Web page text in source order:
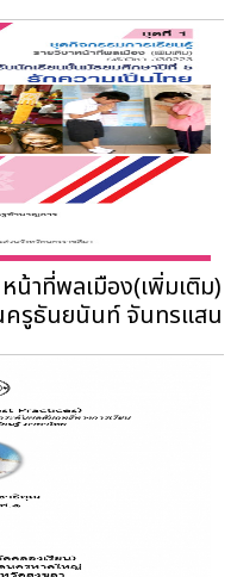
น้าที่พลเมือง(เพิ่มเติม)
ครูธันยนันท์ จันทรแสน